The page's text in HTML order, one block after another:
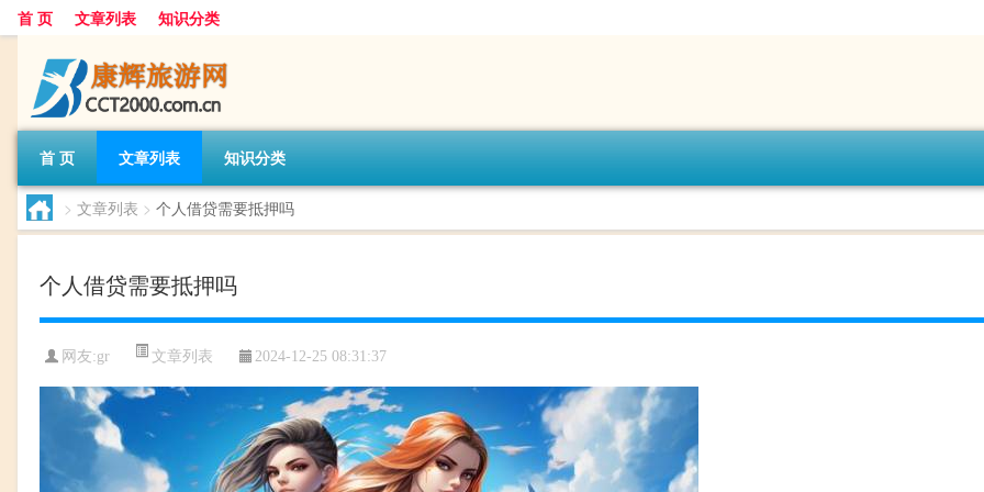
首 页 文章列表 知识分类
首 页 文章列表 知识分类
> 文章列表 > 个人借贷需要抵押吗
个人借贷需要抵押吗
网友:gr 文章列表 2024-12-25 08:31:37